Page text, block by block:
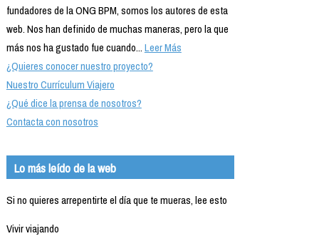
fundadores de la ONG BPM, somos los autores de esta
web. Nos han definido de muchas maneras, pero la que
más nos ha gustado fue cuando...Leer Más
¿Quieres conocer nuestro proyecto?
Nuestro Currículum Viajero
¿Qué dice la prensa de nosotros?
Contacta con nosotros
Lo más leído de la web
Si no quieres arrepentirte el día que te mueras, lee esto
Vivir viajando